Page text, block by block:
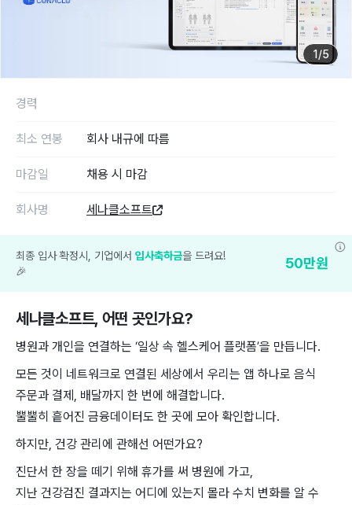
1 /5
세나클소프트, 어떤 곳인가요?
병원과 개인을 연결하는 ‘일상 속 헬스케어 플랫폼’을 만듭니다.
모든 것이 네트워크로 연결된 세상에서 우리는 앱 하나로 음식
주문과 결제, 배달까지 한 번에 해결합니다.
뿔뿔히 흩어진 금융데이터도 한 곳에 모아 확인합니다.
하지만, 건강 관리에 관해선 어떤가요?
진단서 한 장을 떼기 위해 휴가를 써 병원에 가고,
지난 건강검진 결과지는 어디에 있는지 몰라 수치 변화를 알 수
경력
최소 연봉 회사 내규에 따름
마감일 채용 시 마감
회사명 세나클소프트
최종 입사 확정시, 기업에서 입사축하금을 드려요!
🎉
50만원